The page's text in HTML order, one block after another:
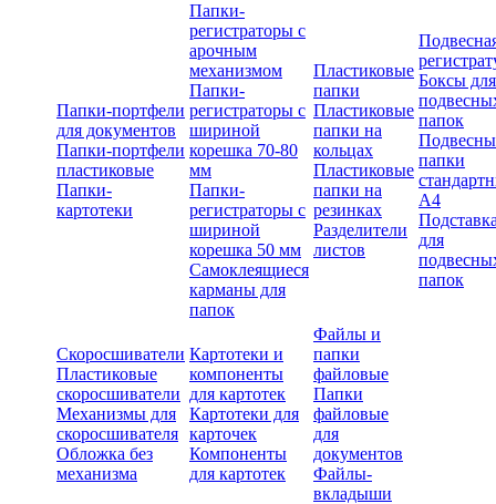
Папки-портфели
для документов
Папки-портфели
пластиковые
Папки-
картотеки
Папки-
регистраторы с
арочным
механизмом
Папки-
регистраторы с
шириной
корешка 70-80
мм
Папки-
регистраторы с
шириной
корешка 50 мм
Самоклеящиеся
карманы для
папок
Пластиковые
папки
Пластиковые
папки на
кольцах
Пластиковые
папки на
резинках
Разделители
листов
Боксы для
папок
папки
А4
для
папок
Скоросшиватели
Пластиковые
скоросшиватели
Механизмы для
скоросшивателя
Обложка без
механизма
Картотеки и
компоненты
для картотек
Картотеки для
карточек
Компоненты
для картотек
Файлы и
папки
файловые
Папки
файловые
для
документов
Файлы-
вкладыши